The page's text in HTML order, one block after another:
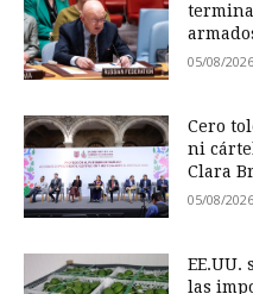
05/08/2026
Cero
ni
Clara
05/08/2026
EE.UU.
las